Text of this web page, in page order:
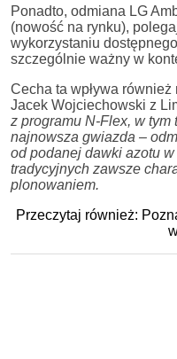
Ponadto, odmiana LG
(nowość na rynku),
wykorzystaniu
szczególnie ważny w
Cecha ta wpływa
Jacek Wojciechowski z
z programu N-Flex, w
najnowsza gwiazda –
od podanej dawki azotu
tradycyjnych zawsze
plonowaniem.
Przeczytaj również: